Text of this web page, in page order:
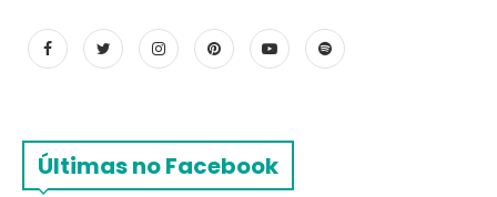
Últimas no Facebook